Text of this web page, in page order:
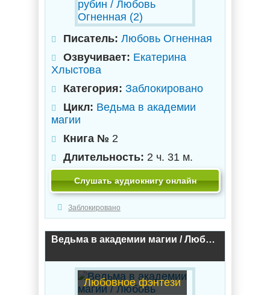
Писатель: Любовь Огненная
Озвучивает: Екатерина
Хлыстова
Категория: Заблокировано
Цикл: Ведьма в академии
магии
Книга № 2
Длительность: 2 ч. 31 м.
Слушать аудиокнигу онлайн
Заблокировано
Ведьма в академии магии / Любовь Огненная (1)
Любовное фэнтези